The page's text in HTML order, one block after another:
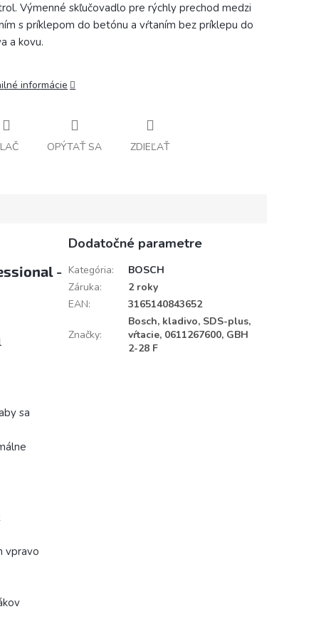
Výmenné skľučovadlo pre rýchly prechod medzi
s príklepom do betónu a vŕtaním bez príklepu do
a kovu.
informácie
OPÝTAŤ SA ZDIEĽAŤ
-
sa
vpravo
Dodatočné parametre
Kategória:
BOSCH
Záruka:
2 roky
EAN: 3165140843652
Značky:
Bosch, kladivo, SDS-plus,
vŕtacie, 0611267600, GBH
2-28 F